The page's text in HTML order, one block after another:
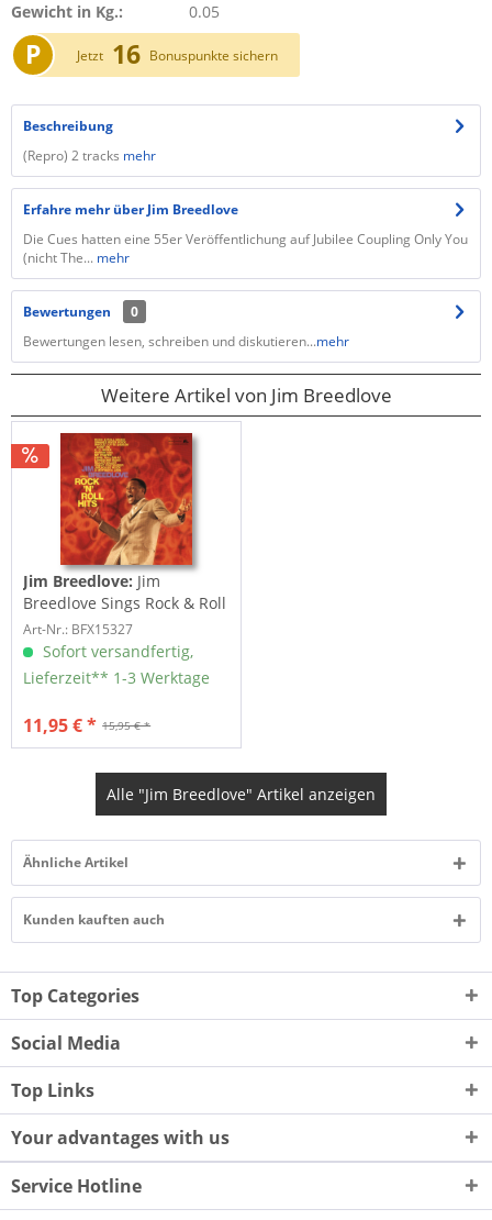
Gewicht in Kg.:
0.05
P Jetzt 16 Bonuspunkte sichern
Beschreibung
(Repro) 2 tracks mehr
Erfahre mehr über Jim Breedlove
Die Cues hatten eine 55er Veröffentlichung auf Jubilee Coupling Only You
(nicht The... mehr
Bewertungen
0
Bewertungen lesen, schreiben und diskutieren...mehr
Weitere Artikel von Jim Breedlove
Jim Breedlove: Jim
Breedlove Sings Rock & Roll
(LP)
Art-Nr.: BFX15327
Sofort versandfertig,
Lieferzeit** 1-3 Werktage
15,95 € *
11,95 € *
Alle "Jim Breedlove" Artikel anzeigen
Ähnliche Artikel
Kunden kauften auch
Top Categories
Social Media
Top Links
Your advantages with us
Service Hotline